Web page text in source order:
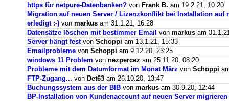
https für netpure-Datenbanken? von Frank B. am 19.2.21, 10:20
Migration auf neuen Server / Lizenzkonflikt bei Installation auf
erledigt :-) von markus am 31.1.21, 16:28
Datensätze löschen mit bestimmer Email von markus am
Server hängt festvon Schoppi am 13.1.21, 15:33
Emailprobleme von Schoppi am 9.12.20, 23:25
windows 11 Problem von nezpercez am 25.11.20, 08:20
Probleme mit dem Datumformat im Monat März von Schoppi
FTP-Zugang... von Det63 am 26.10.20, 13:47
Buchungssystem aus der BIB von markus am 30.9.20, 12:44
BP-Installation von Kundenaccount auf neuen Server migrieren